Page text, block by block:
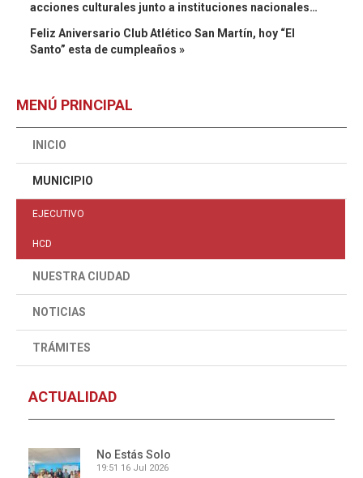
acciones culturales junto a instituciones nacionales…
Feliz Aniversario Club Atlético San Martín, hoy “El
Santo” esta de cumpleaños »
MENÚ PRINCIPAL
INICIO
MUNICIPIO
EJECUTIVO
HCD
NUESTRA CIUDAD
NOTICIAS
TRÁMITES
ACTUALIDAD
No Estás Solo
19:51 16 Jul 2026